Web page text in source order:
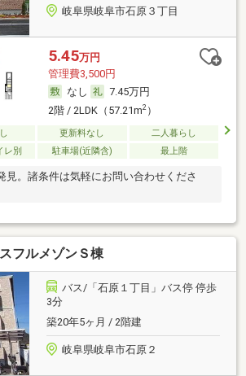
岐阜県岐阜市石原３丁目
5.45万円
管理費3,500円
なし
7.45万円
2階 / 2LDK（57.21m2）
更新料なし
二人暮らし
レ別
駐車場(近隣含) 最上階
見。諸条件は気軽にお問い合わせくださ
フルメゾンＳ棟
バス/「石原１丁目」バス停 停歩
3分
築20年5ヶ月 / 2階建
岐阜県岐阜市石原２